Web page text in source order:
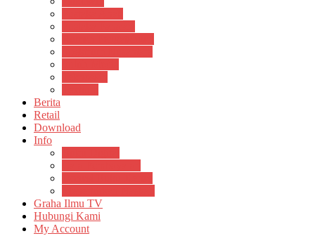
Berita
Retail
Download
Info
Graha Ilmu TV
Hubungi Kami
My Account